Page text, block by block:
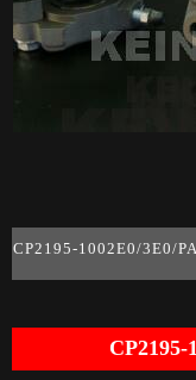
CP2195-1002E0/3E0/
CP2195-